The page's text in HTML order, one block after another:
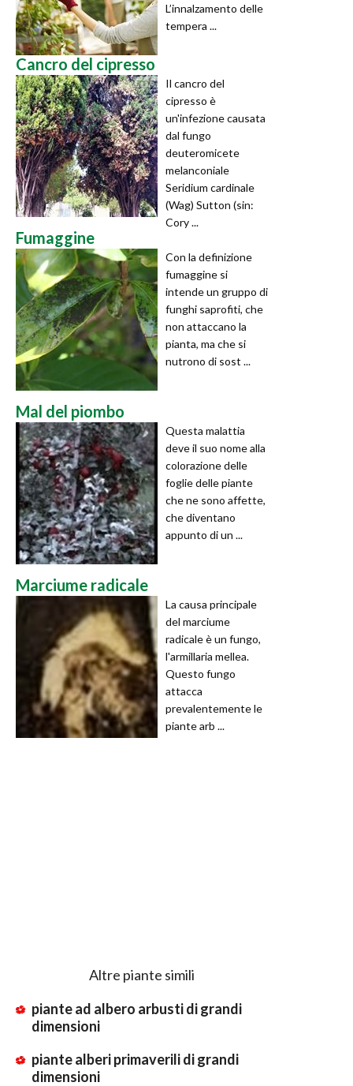
L’innalzamento delle
tempera ...
Cancro del cipresso
Il cancro del
cipresso è
un'infezione causata
dal fungo
deuteromicete
melanconiale
Seridium cardinale
(Wag) Sutton (sin:
Cory ...
Fumaggine
Con la definizione
fumaggine si
intende un gruppo di
funghi saprofiti, che
non attaccano la
pianta, ma che si
nutrono di sost ...
Mal del piombo
Questa malattia
deve il suo nome alla
colorazione delle
foglie delle piante
che ne sono affette,
che diventano
appunto di un ...
Marciume radicale
La causa principale
del marciume
radicale è un fungo,
l'armillaria mellea.
Questo fungo
attacca
prevalentemente le
piante arb ...
Altre piante simili
piante ad albero arbusti di grandi
dimensioni
piante alberi primaverili di grandi
dimensioni